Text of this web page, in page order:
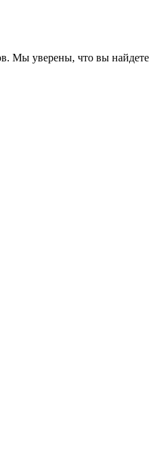
Мы уверены, что вы найдете